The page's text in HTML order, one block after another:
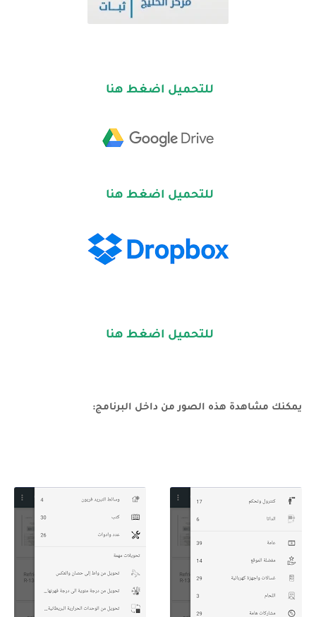
للتحميل اضغط هنا
للتحميل اضغط هنا
للتحميل اضغط هنا
يمكنك مشاهدة هذه الصور من داخل البرنامج: